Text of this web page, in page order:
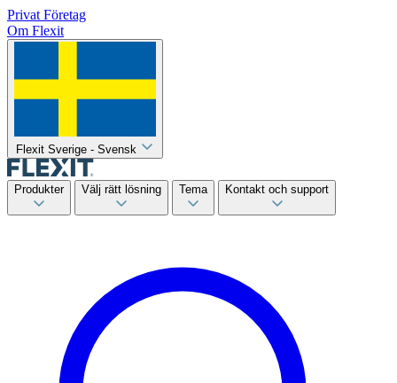
Privat Företag
Om Flexit
Flexit Sverige - Svensk
Produkter Välj rätt lösning Tema Kontakt och support